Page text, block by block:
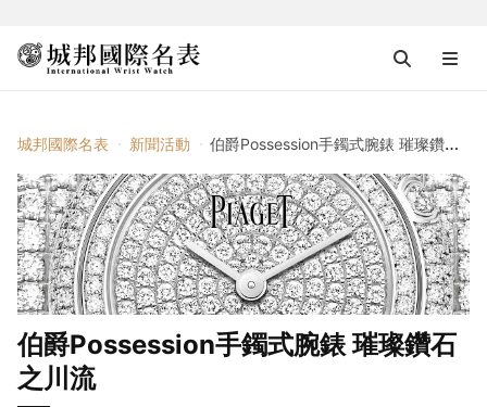
城邦國際名表 新聞活動 伯爵Possession手鐲式腕錶 璀璨鑽石之川流
伯爵Possession手鐲式腕錶 璀璨鑽石
之川流